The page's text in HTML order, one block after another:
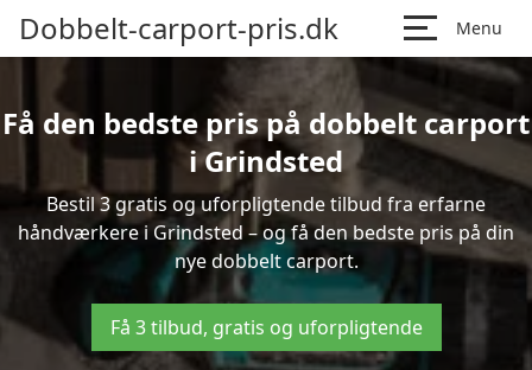
Dobbelt-carport-pris.dk Menu
Få den bedste pris på dobbelt carport
i Grindsted
Bestil 3 gratis og uforpligtende tilbud fra erfarne
håndværkere i Grindsted – og få den bedste pris på din
nye dobbelt carport.
Få 3 tilbud, gratis og uforpligtende